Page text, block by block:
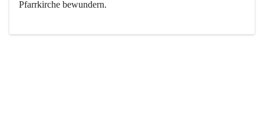
Pfarrkirche bewundern.
Der Weinbau dominert heute nicht mehr, ist aber integrativer